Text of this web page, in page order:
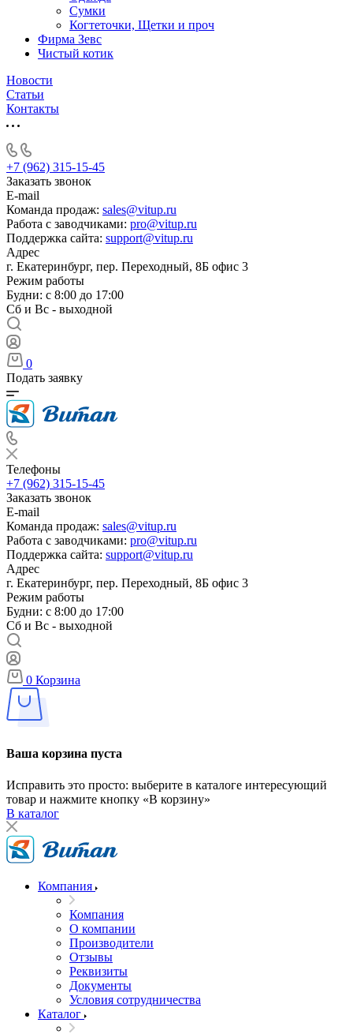
Сумки
Когтеточки, Щетки и проч
Фирма Зевс
Чистый котик
Новости
Статьи
Контакты
+7 (962) 315-15-45
Заказать звонок
E-mail
Команда продаж: sales@vitup.ru
Работа с заводчиками: pro@vitup.ru
Поддержка сайта: support@vitup.ru
Адрес
г. Екатеринбург, пер. Переходный, 8Б офис 3
Режим работы
Будни: с 8:00 до 17:00
Сб и Вс - выходной
0
Подать заявку
Телефоны
+7 (962) 315-15-45
Заказать звонок
E-mail
Команда продаж: sales@vitup.ru
Работа с заводчиками: pro@vitup.ru
Поддержка сайта: support@vitup.ru
Адрес
г. Екатеринбург, пер. Переходный, 8Б офис 3
Режим работы
Будни: с 8:00 до 17:00
Сб и Вс - выходной
0 Корзина
Ваша корзина пуста
Исправить это просто: выберите в каталоге интересующий
товар и нажмите кнопку «В корзину»
В каталог
Компания
Компания
О компании
Производители
Отзывы
Реквизиты
Документы
Условия сотрудничества
Каталог